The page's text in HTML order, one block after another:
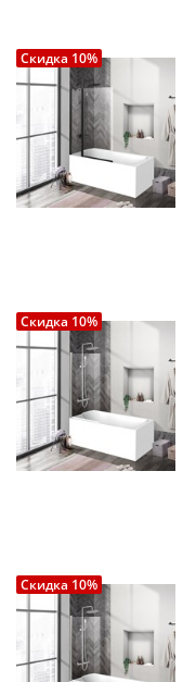
Скидка 10%
Скидка 10%
Скидка 10%